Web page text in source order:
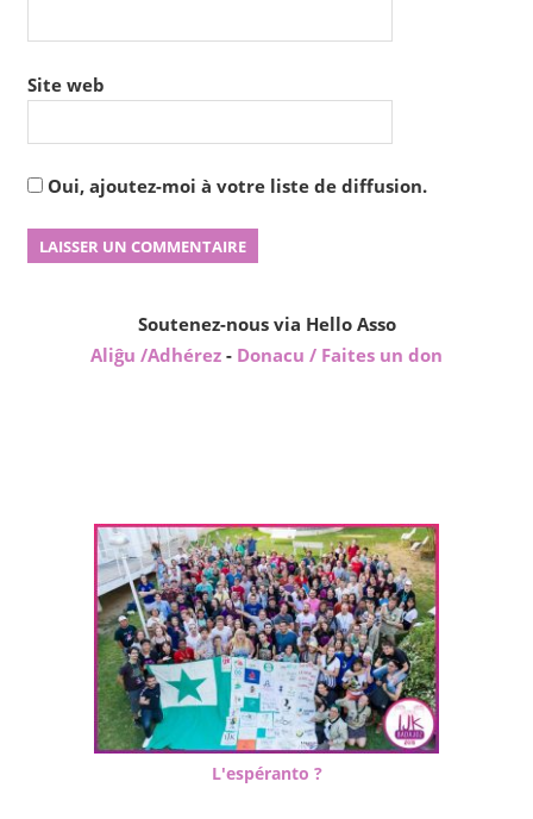
Site web
Oui, ajoutez-moi à votre liste de diffusion.
Soutenez-nous via Hello Asso
Aliĝu /Adhérez - Donacu / Faites un don
L'espéranto ?